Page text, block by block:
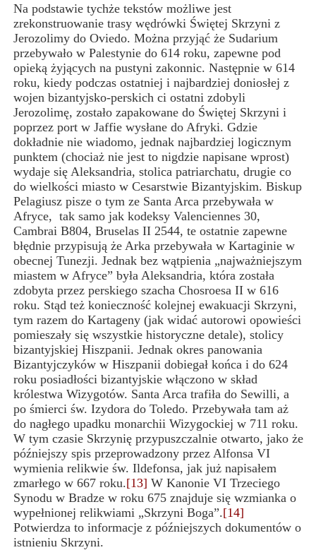
Na podstawie tychże tekstów możliwe jest
zrekonstruowanie trasy wędrówki Świętej Skrzyni z
Jerozolimy do Oviedo. Można przyjąć że Sudarium
przebywało w Palestynie do 614 roku, zapewne pod
opieką żyjących na pustyni zakonnic. Następnie w 614
roku, kiedy podczas ostatniej i najbardziej doniosłej z
wojen bizantyjsko-perskich ci ostatni zdobyli
Jerozolimę, zostało zapakowane do Świętej Skrzyni i
poprzez port w Jaffie wysłane do Afryki. Gdzie
dokładnie nie wiadomo, jednak najbardziej logicznym
punktem (chociaż nie jest to nigdzie napisane wprost)
wydaje się Aleksandria, stolica patriarchatu, drugie co
do wielkości miasto w Cesarstwie Bizantyjskim. Biskup
Pelagiusz pisze o tym ze Santa Arca przebywała w
Afryce, tak samo jak kodeksy Valenciennes 30,
Cambrai B804, Bruselas II 2544, te ostatnie zapewne
błędnie przypisują że Arka przebywała w Kartaginie w
obecnej Tunezji. Jednak bez wątpienia „najważniejszym
miastem w Afryce” była Aleksandria, która została
zdobyta przez perskiego szacha Chosroesa II w 616
roku. Stąd też konieczność kolejnej ewakuacji Skrzyni,
tym razem do Kartageny (jak widać autorowi opowieści
pomieszały się wszystkie historyczne detale), stolicy
bizantyjskiej Hiszpanii. Jednak okres panowania
Bizantyjczyków w Hiszpanii dobiegał końca i do 624
roku posiadłości bizantyjskie włączono w skład
królestwa Wizygotów. Santa Arca trafiła do Sewilli, a
po śmierci św. Izydora do Toledo. Przebywała tam aż
do nagłego upadku monarchii Wizygockiej w 711 roku.
W tym czasie Skrzynię przypuszczalnie otwarto, jako że
późniejszy spis przeprowadzony przez Alfonsa VI
wymienia relikwie św. Ildefonsa, jak już napisałem
zmarłego w 667 roku.[13] W Kanonie VI Trzeciego
Synodu w Bradze w roku 675 znajduje się wzmianka o
wypełnionej relikwiami „Skrzyni Boga”.[14]
Potwierdza to informacje z późniejszych dokumentów o
istnieniu Skrzyni.